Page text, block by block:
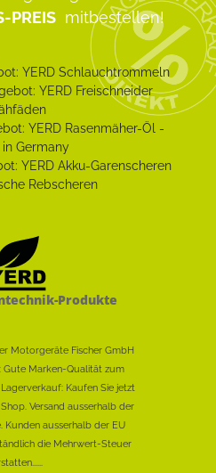
PREIS mitbestellen!
Produkte
Motorgeräte Fischer GmbH
Gute Marken-Qualität zum
Kaufen Sie jetzt
Versand ausserhalb der
Kunden ausserhalb der EU
die Mehrwert-Steuer